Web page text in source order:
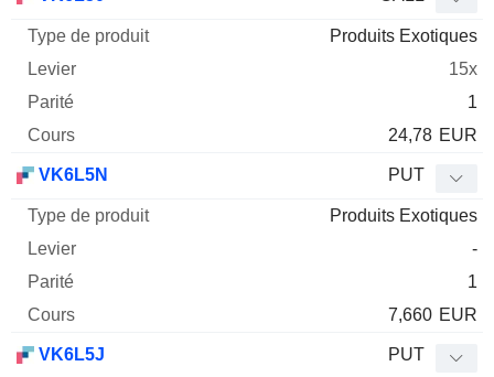
Produits Exotiques
15x
1
24,78 EUR
VK6L5N PUT
Produits Exotiques
-
1
7,660 EUR
VK6L5J PUT